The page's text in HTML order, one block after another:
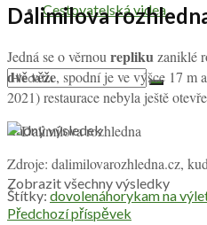
Cestovatelská videa
Žádný výsledek
Zobrazit všechny výsledky
Dalimilova
Jedná se o věrnou repliku zaniklé
dvě věže, spodní je ve výšce 17 m
2021) restaurace nebyla ještě
Zdroje: dalimilovarozhledna.cz,
Štítky: dovolenáhorykam na
Předchozí příspěvek